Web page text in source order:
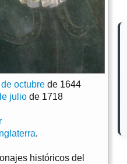
octubre de 1644
julio de 1718
Inglaterra.
históricos del